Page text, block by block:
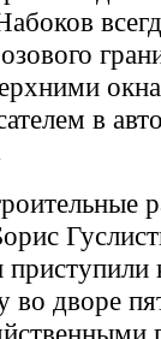
в
приступили
во дворе